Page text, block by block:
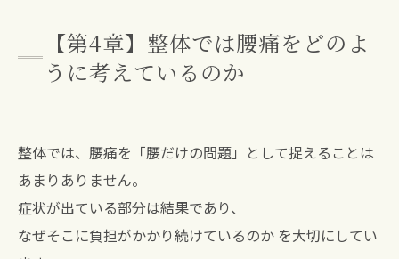
【第4章】整体では腰痛をどのよ
うに考えているのか
整体では、腰痛を「腰だけの問題」として捉えることは
あまりありません。
症状が出ている部分は結果であり、
なぜそこに負担がかかり続けているのか を大切にしてい